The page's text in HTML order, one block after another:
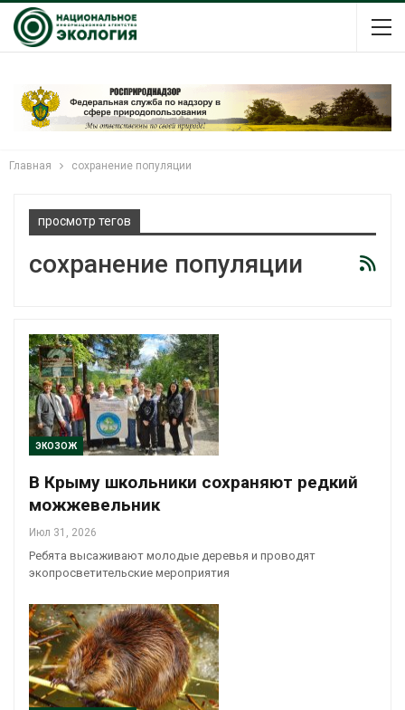
Главная сохранение популяции
просмотр тегов
сохранение популяции
ЭКОЗОЖ
В Крыму школьники сохраняют редкий
можжевельник
Июл 31, 2026
Ребята высаживают молодые деревья и проводят
экопросветительские мероприятия